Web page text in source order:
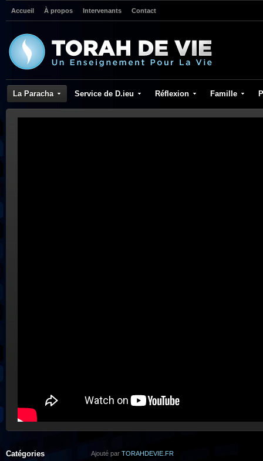
Accueil À propos Intervenants Contact
La Paracha Service de D.ieu Réflexion Famille
Catégories Ajouté par TORAHDEVIE.FR